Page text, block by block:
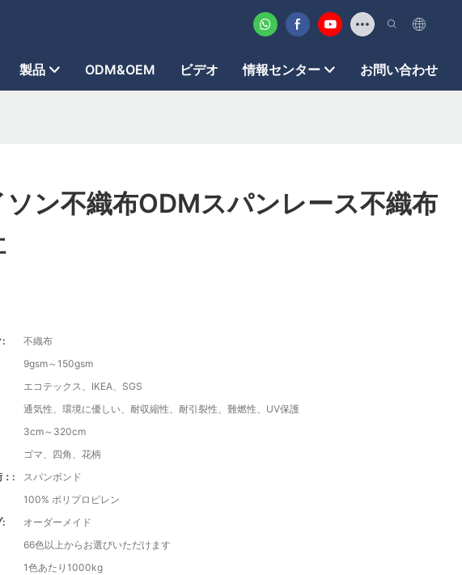
製品 ODM&OEM ビデオ 情報センター お問い合わせ
ソン不織布ODMスパンレース不織布
:
不織布
9gsm～150gsm
エコテックス、IKEA、SGS
通気性、環境に優しい、耐収縮性、耐引裂性、難燃性、UV保護
3cm～320cm
ゴマ、四角、花柄
：:
スパンボンド
100% ポリプロピレン
:
オーダーメイド
66色以上からお選びいただけます
1色あたり1000kg